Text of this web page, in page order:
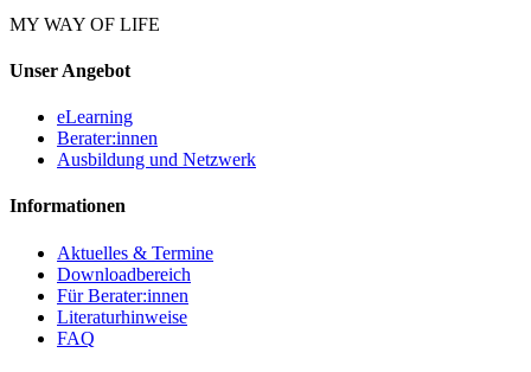
MY WAY OF LIFE
Unser Angebot
eLearning
Berater:innen
Ausbildung und Netzwerk
Informationen
Aktuelles & Termine
Downloadbereich
Für Berater:innen
Literaturhinweise
FAQ